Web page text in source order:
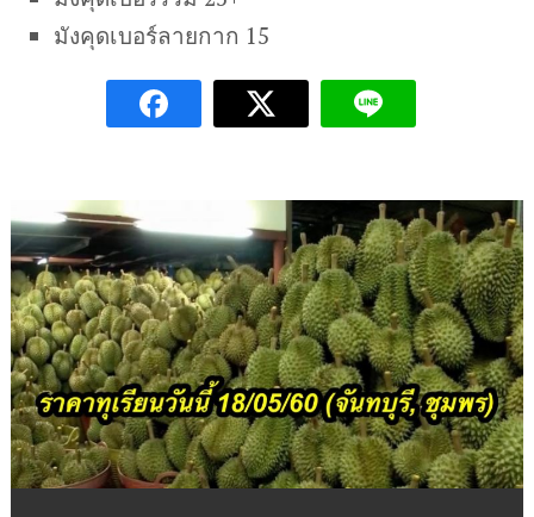
มังคุดเบอร์ลายกาก 15